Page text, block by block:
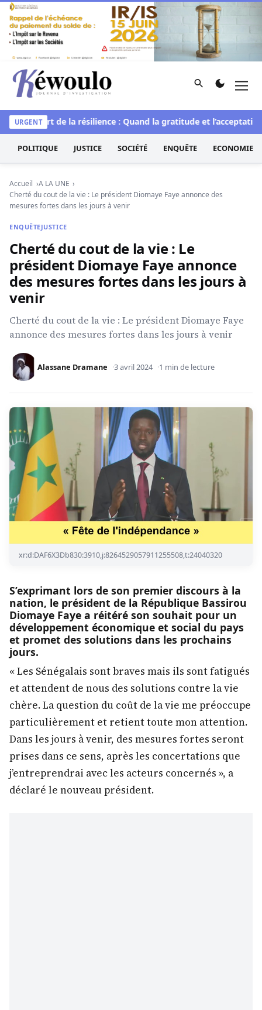
Aller au contenu
Kéwoulo, le premier site d'information et d'investigation
Rechercher
URGENT
L’art de la résilience : Quand la gratitude et l’acceptation
POLITIQUE JUSTICE SOCIÉTÉ ENQUÊTE ECONOMIE
Accueil
A LA UNE
Cherté du cout de la vie : Le président Diomaye Faye annonce des
mesures fortes dans les jours à venir
ENQUÊTEJUSTICE
Cherté du cout de la vie : Le
président Diomaye Faye annonce
des mesures fortes dans les jours à
venir
Cherté du cout de la vie : Le président Diomaye Faye
annonce des mesures fortes dans les jours à venir
Alassane Dramane 3 avril 2024 1 min de lecture
xr:d:DAF6X3Db830:3910,j:8264529057911255508,t:24040320
S’exprimant lors de son premier discours à la
nation, le président de la République Bassirou
Diomaye Faye a réitéré son souhait pour un
développement économique et social du pays
et promet des solutions dans les prochains
jours.
« Les Sénégalais sont braves mais ils sont fatigués
et attendent de nous des solutions contre la vie
chère. La question du coût de la vie me préoccupe
particulièrement et retient toute mon attention.
Dans les jours à venir, des mesures fortes seront
prises dans ce sens, après les concertations que
j’entreprendrai avec les acteurs concernés », a
déclaré le nouveau président.